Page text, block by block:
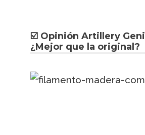
☑️ Opinión Artillery
¿Mejor que la original?